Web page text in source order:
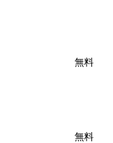
無料
無料